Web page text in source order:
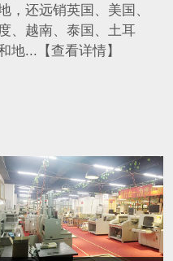
，还远销英国、美国、
、越南、泰国、土耳
地...【查看详情】